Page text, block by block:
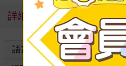
詳細資料
語言 中文繁體